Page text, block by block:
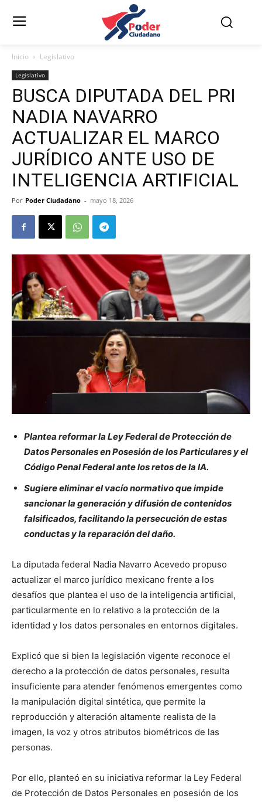
Inicio Legislativo
Legislativo
BUSCA DIPUTADA DEL PRI
NADIA NAVARRO
ACTUALIZAR EL MARCO
JURÍDICO ANTE USO DE
INTELIGENCIA ARTIFICIAL
Por Poder Ciudadano - mayo 18, 2026
Plantea reformar la Ley Federal de Protección de
Datos Personales en Posesión de los Particulares y el
Código Penal Federal ante los retos de la IA.
Sugiere eliminar el vacío normativo que impide
sancionar la generación y difusión de contenidos
falsificados, facilitando la persecución de estas
conductas y la reparación del daño.
La diputada federal Nadia Navarro Acevedo propuso
actualizar el marco jurídico mexicano frente a los
desafíos que plantea el uso de la inteligencia artificial,
particularmente en lo relativo a la protección de la
identidad y los datos personales en entornos digitales.
Explicó que si bien la legislación vigente reconoce el
derecho a la protección de datos personales, resulta
insuficiente para atender fenómenos emergentes como
la manipulación digital sintética, que permite la
reproducción y alteración altamente realista de la
imagen, la voz y otros atributos biométricos de las
personas.
Por ello, planteó en su iniciativa reformar la Ley Federal
de Protección de Datos Personales en posesión de los